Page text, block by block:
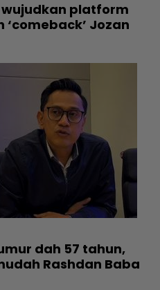
wujudkan platform
Jozan
dah 57 tahun,
Rashdan Baba